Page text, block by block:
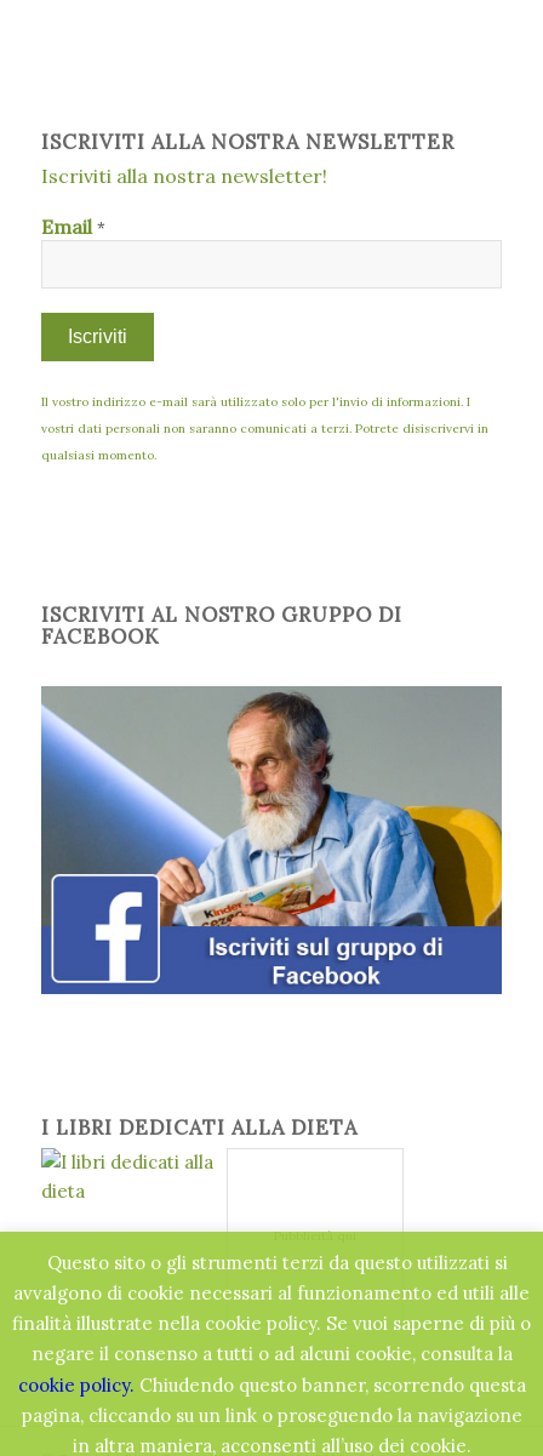
ISCRIVITI ALLA NOSTRA NEWSLETTER
Iscriviti alla nostra newsletter!
Email *
Il vostro indirizzo e-mail sarà utilizzato solo per l'invio di informazioni. I
vostri dati personali non saranno comunicati a terzi. Potrete disiscrivervi in
qualsiasi momento.
ISCRIVITI AL NOSTRO GRUPPO DI
FACEBOOK
I LIBRI DEDICATI ALLA DIETA
Pubblicità qui
Questo sito o gli strumenti terzi da questo utilizzati si
avvalgono di cookie necessari al funzionamento ed utili alle
finalità illustrate nella cookie policy. Se vuoi saperne di più o
negare il consenso a tutti o ad alcuni cookie, consulta la
cookie policy. Chiudendo questo banner, scorrendo questa
pagina, cliccando su un link o proseguendo la navigazione
in altra maniera, acconsenti all’uso dei cookie.